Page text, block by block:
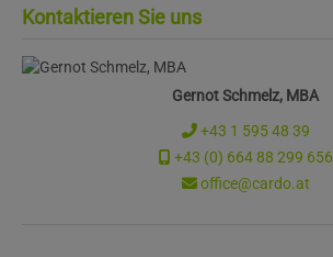
Kontaktieren Sie uns
Gernot Schmelz, MBA
+43 1 595 48 39
+43 (0) 664 88 299 656
office@cardo.at